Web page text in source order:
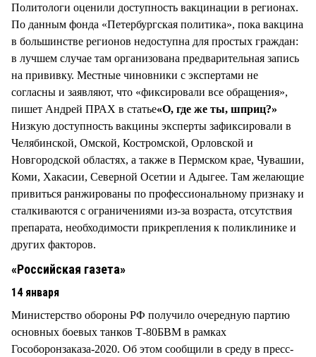
Политологи оценили доступность вакцинации в регионах.
По данным фонда «Петербургская политика», пока вакцина
в большинстве регионов недоступна для простых граждан:
в лучшем случае там организована предварительная запись
на прививку. Местные чиновники с экспертами не
согласны и заявляют, что «фиксировали все обращения»,
пишет Андрей ПРАХ в статье«О, где же ты, шприц?»
Низкую доступность вакцины эксперты зафиксировали в
Челябинской, Омской, Костромской, Орловской и
Новгородской областях, а также в Пермском крае, Чувашии,
Коми, Хакасии, Северной Осетии и Адыгее. Там желающие
привиться ранжированы по профессиональному признаку и
сталкиваются с ограничениями из-за возраста, отсутствия
препарата, необходимости прикрепления к поликлинике и
других факторов.
«Российская газета»
14 января
Министерство обороны РФ получило очередную партию
основных боевых танков Т-80БВМ в рамках
Гособоронзаказа-2020. Об этом сообщили в среду в пресс-